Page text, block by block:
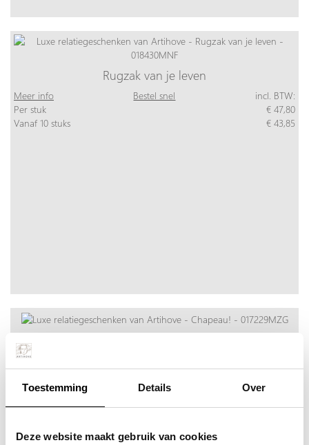
Toestemming Details Over
Deze website maakt gebruik van cookies
Rugzak van je leven
Meer info Bestel snel
incl. BTW:
Per stuk
€ 47,80
Vanaf 10 stuks
€ 43,85
Meer info